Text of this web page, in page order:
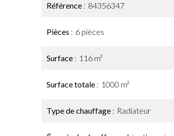
Référence 84356347
Pièces 6 pièces
Surface 116 m²
Surface totale 1000 m²
Type de chauffage Radiateur